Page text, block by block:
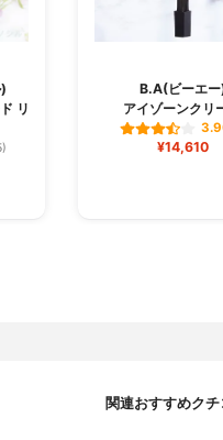
リ
B.A(ビーエー
アイゾーンクリ
¥14,610
関連おすすめクチ